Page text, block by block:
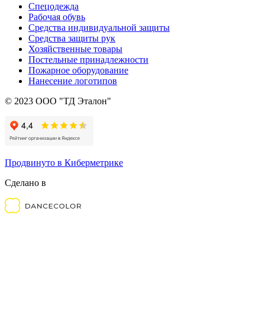
Спецодежда
Рабочая обувь
Средства индивидуальной защиты
Средства защиты рук
Хозяйственные товары
Постельные принадлежности
Пожарное оборудование
Нанесение логотипов
© 2023 ООО "ТД Эталон"
Продвинуто в Киберметрике
Сделано в